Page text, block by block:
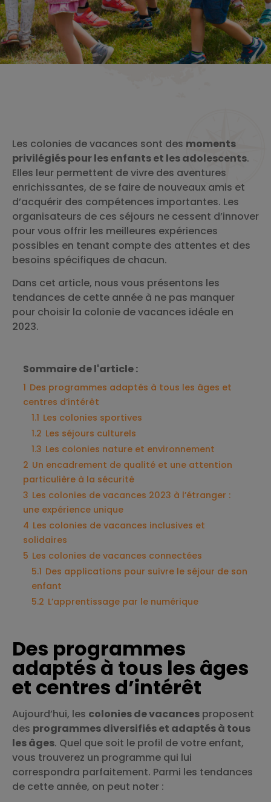
Les colonies de vacances sont des moments
privilégiés pour les enfants et les adolescents.
Elles leur permettent de vivre des aventures
enrichissantes, de se faire de nouveaux amis et
d’acquérir des compétences importantes. Les
organisateurs de ces séjours ne cessent d’innover
pour vous offrir les meilleures expériences
possibles en tenant compte des attentes et des
besoins spécifiques de chacun.
Dans cet article, nous vous présentons les
tendances de cette année à ne pas manquer
pour choisir la colonie de vacances idéale en
2023.
Sommaire de l'article :
1 Des programmes adaptés à tous les âges et
centres d’intérêt
1.1 Les colonies sportives
1.2 Les séjours culturels
1.3 Les colonies nature et environnement
2 Un encadrement de qualité et une attention
particulière à la sécurité
3 Les colonies de vacances 2023 à l’étranger :
une expérience unique
4 Les colonies de vacances inclusives et
solidaires
5 Les colonies de vacances connectées
5.1 Des applications pour suivre le séjour de son
enfant
5.2 L’apprentissage par le numérique
Des programmes
adaptés à tous les âges
et centres d’intérêt
Aujourd’hui, les colonies de vacances proposent
des programmes diversifiés et adaptés à tous
les âges. Quel que soit le profil de votre enfant,
vous trouverez un programme qui lui
correspondra parfaitement. Parmi les tendances
de cette année, on peut noter :